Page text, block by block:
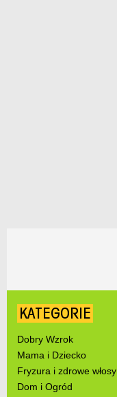
KATEGORIE
Dobry Wzrok
Mama i Dziecko
Fryzura i zdrowe włosy
Dom i Ogród